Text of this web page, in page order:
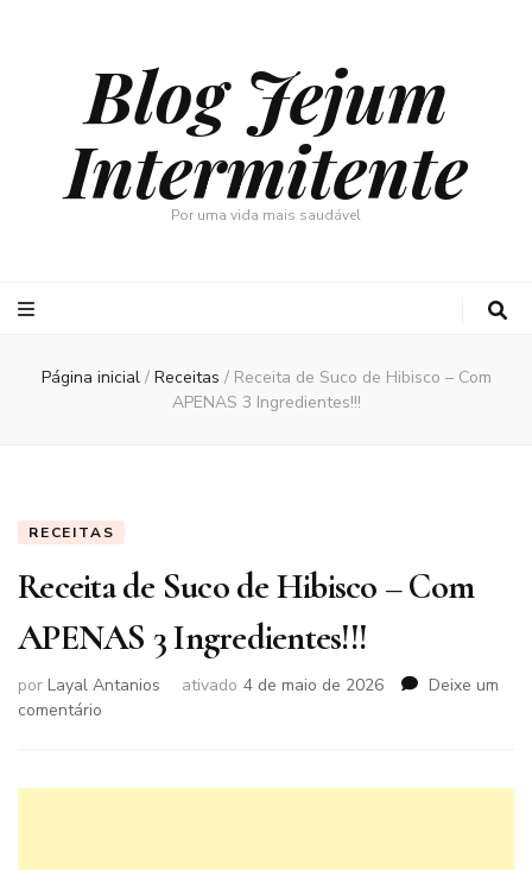
Blog Jejum
Intermitente
Por uma vida mais saudável
Página inicial / Receitas / Receita de Suco de Hibisco – Com
APENAS 3 Ingredientes!!!
RECEITAS
Receita de Suco de Hibisco – Com
APENAS 3 Ingredientes!!!
por Layal Antanios ativado 4 de maio de 2026
Deixe um
comentário
Suco